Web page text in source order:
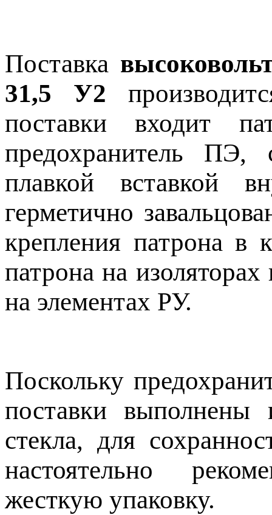
Поставка
31,5 У2
поставки входит
предохранитель
плавкой вставкой
герметично
крепления патрона в
патрона на
на элементах РУ.
Поскольку
поставки
стекла, для
настоятельно
жесткую упаковку.